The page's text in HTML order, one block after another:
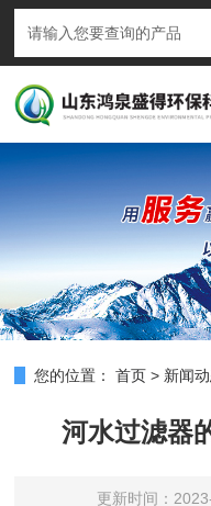
您的位置： 首页 > 新闻
河水过滤器
更新时间：